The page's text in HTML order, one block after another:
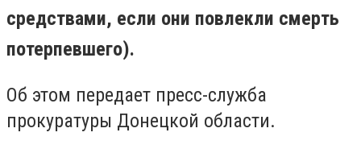
средствами, если они повлекли смерть
потерпевшего).
Об этом передает пресс-служба
прокуратуры Донецкой области.